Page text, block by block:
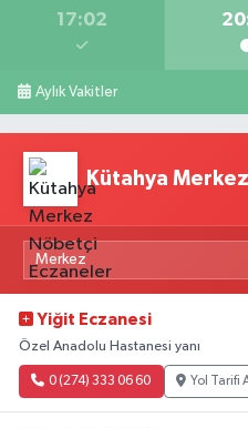
17:02
Aylık Vakitler
Kütahya
Yiğit Eczanesi
Özel Anadolu Hastanesi yanı
0 (274) 333 06 60 Yol Tarifi